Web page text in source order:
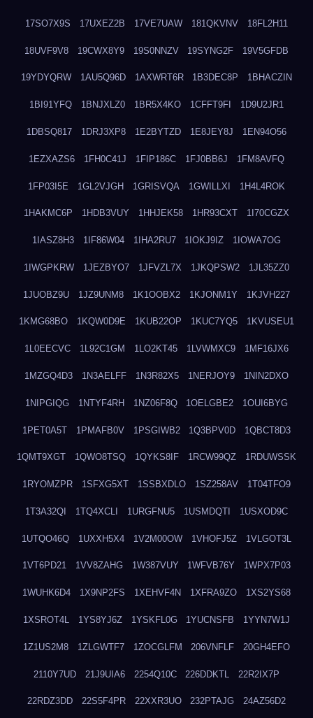
17SO7X9S 17UXEZ2B 17VE7UAW 181QKVNV 18FL2H11
18UVF9V8 19CWX8Y9 19S0NNZV 19SYNG2F 19V5GFDB
19YDYQRW 1AU5Q96D 1AXWRT6R 1B3DEC8P 1BHACZIN
1BI91YFQ 1BNJXLZ0 1BR5X4KO 1CFFT9FI 1D9U2JR1
1DBSQ817 1DRJ3XP8 1E2BYTZD 1E8JEY8J 1EN94O56
1EZXAZS6 1FH0C41J 1FIP186C 1FJ0BB6J 1FM8AVFQ
1FP03I5E 1GL2VJGH 1GRISVQA 1GWILLXI 1H4L4ROK
1HAKMC6P 1HDB3VUY 1HHJEK58 1HR93CXT 1I70CGZX
1IASZ8H3 1IF86W04 1IHA2RU7 1IOKJ9IZ 1IOWA7OG
1IWGPKRW 1JEZBYO7 1JFVZL7X 1JKQPSW2 1JL35ZZ0
1JUOBZ9U 1JZ9UNM8 1K1OOBX2 1KJONM1Y 1KJVH227
1KMG68BO 1KQW0D9E 1KUB22OP 1KUC7YQ5 1KVUSEU1
1L0EECVC 1L92C1GM 1LO2KT45 1LVWMXC9 1MF16JX6
1MZGQ4D3 1N3AELFF 1N3R82X5 1NERJOY9 1NIN2DXO
1NIPGIQG 1NTYF4RH 1NZ06F8Q 1OELGBE2 1OUI6BYG
1PET0A5T 1PMAFB0V 1PSGIWB2 1Q3BPV0D 1QBCT8D3
1QMT9XGT 1QWO8TSQ 1QYKS8IF 1RCW99QZ 1RDUWSSK
1RYOMZPR 1SFXG5XT 1SSBXDLO 1SZ258AV 1T04TFO9
1T3A32QI 1TQ4XCLI 1URGFNU5 1USMDQTI 1USXOD9C
1UTQO46Q 1UXXH5X4 1V2M00OW 1VHOFJ5Z 1VLGOT3L
1VT6PD21 1VV8ZAHG 1W387VUY 1WFVB76Y 1WPX7P03
1WUHK6D4 1X9NP2FS 1XEHVF4N 1XFRA9ZO 1XS2YS68
1XSROT4L 1YS8YJ6Z 1YSKFL0G 1YUCNSFB 1YYN7W1J
1Z1US2M8 1ZLGWTF7 1ZOCGLFM 206VNFLF 20GH4EFO
2110Y7UD 21J9UIA6 2254Q10C 226DDKTL 22R2IX7P
22RDZ3DD 22S5F4PR 22XXR3UO 232PTAJG 24AZ56D2